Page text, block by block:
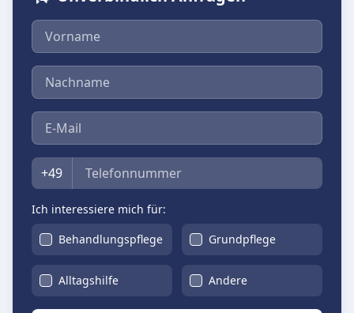
Vorname
Nachname
E-Mail
Telefon
+49
Ich interessiere mich für:
Behandlungspflege
Grundpflege
Alltagshilfe Andere